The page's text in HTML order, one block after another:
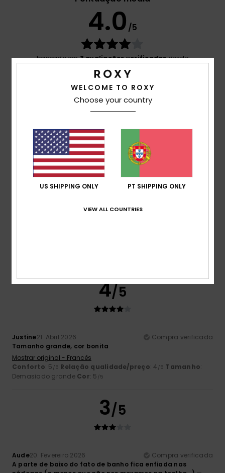
4.0 /5
baseado em3 avaliações verificadasdesde
33% dos nossos clientes recomendam este produto
Conforto
4.3
Relação qualidade/preço
Tamanho
Material
4/5
Justine21. Abril 2026
Compra verificada
Tamanho grande, cor bonita
Mostrar original - Francês
Conforto: 5 /5 Relação qualidade/preço: 4 /5 Tamanho:
Demasiado grande Cor: 5 /5
3/5
Aude20. Fevereiro 2026
Compra verificada
A parte de baixo do fato de banho fica enfiada nas
WELCOME TO ROXY
Choose your country
US SHIPPING ONLY PT SHIPPING ONLY
VIEW ALL COUNTRIES